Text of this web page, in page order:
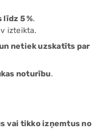
līdz 5 %.
izteikta.
netiek uzskatīts par
noturību.
vai tikko izņemtus no